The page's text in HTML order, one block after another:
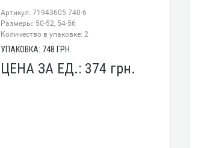
Артикул: 71943605 740-6
Размеры: 50-52, 54-56
Количество в упаковке: 2
УПАКОВКА: 748 ГРН.
ЦЕНА ЗА ЕД.: 374 грн.